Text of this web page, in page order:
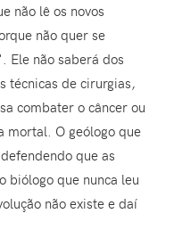
não lê os novos
não quer se
Ele não saberá dos
técnicas de cirurgias,
combater o câncer ou
mortal. O geólogo que
que as
biólogo que nunca leu
não existe e daí